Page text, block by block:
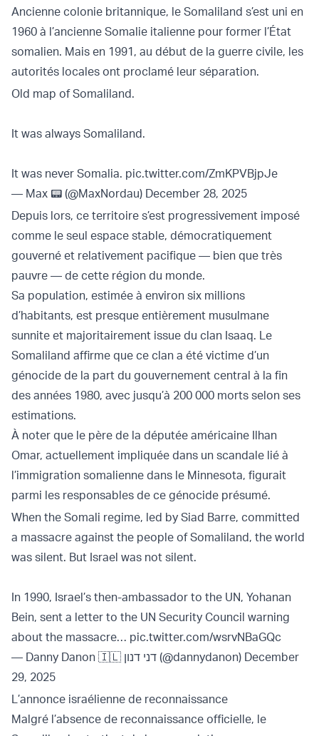
Ancienne colonie britannique, le Somaliland s’est uni en
1960 à l’ancienne Somalie italienne pour former l’État
somalien. Mais en 1991, au début de la guerre civile, les
autorités locales ont proclamé leur séparation.
Old map of Somaliland.
It was always Somaliland.
It was never Somalia. pic.twitter.com/ZmKPVBjpJe
— Max 📟 (@MaxNordau) December 28, 2025
Depuis lors, ce territoire s’est progressivement imposé
comme le seul espace stable, démocratiquement
gouverné et relativement pacifique — bien que très
pauvre — de cette région du monde.
Sa population, estimée à environ six millions
d’habitants, est presque entièrement musulmane
sunnite et majoritairement issue du clan Isaaq. Le
Somaliland affirme que ce clan a été victime d’un
génocide de la part du gouvernement central à la fin
des années 1980, avec jusqu’à 200 000 morts selon ses
estimations.
À noter que le père de la députée américaine Ilhan
Omar, actuellement impliquée dans un scandale lié à
l’immigration somalienne dans le Minnesota, figurait
parmi les responsables de ce génocide présumé.
When the Somali regime, led by Siad Barre, committed
a massacre against the people of Somaliland, the world
was silent. But Israel was not silent.
In 1990, Israel’s then-ambassador to the UN, Yohanan
Bein, sent a letter to the UN Security Council warning
about the massacre… pic.twitter.com/wsrvNBaGQc
— Danny Danon 🇮🇱 דני דנון (@dannydanon) December
29, 2025
L’annonce israélienne de reconnaissance
Malgré l’absence de reconnaissance officielle, le